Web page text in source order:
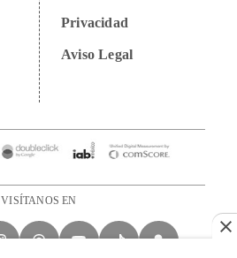
Privacidad
Aviso Legal
VISÍTANOS EN